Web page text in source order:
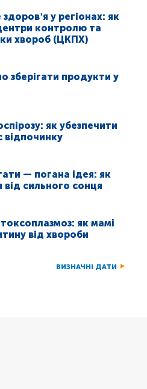
у регіонах: як
контролю та
хвороб (ЦКПХ)
зберігати продукти у
як убезпечити
відпочинку
— погана ідея: як
від сильного сонця
як мамі
від хвороби
ВИЗНАЧНІ ДАТИ